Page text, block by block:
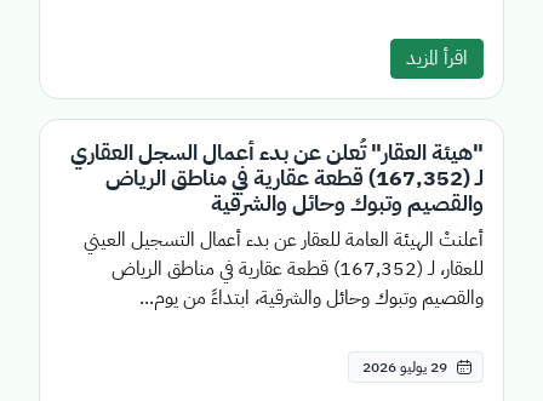
اقرأ المزيد
"هيئة العقار" تُعلن عن بدء أعمال السجل العقاري
لـ (167,352) قطعة عقارية في مناطق الرياض
والقصيم وتبوك وحائل والشرقية
أعلنتْ الهيئة العامة للعقار عن بدء أعمال التسجيل العيني
للعقار، لـ (167,352) قطعة عقارية في مناطق الرياض
والقصيم وتبوك وحائل والشرقية، ابتداءً من يوم...
29 يوليو 2026